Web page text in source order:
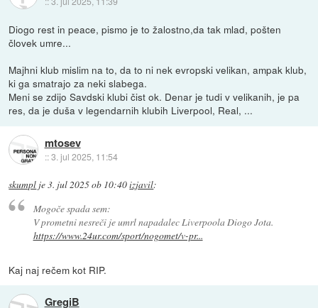
Diogo rest in peace, pismo je to žalostno,da tak mlad, pošten
človek umre...
Majhni klub mislim na to, da to ni nek evropski velikan, ampak klub,
ki ga smatrajo za neki slabega.
Meni se zdijo Savdski klubi čist ok. Denar je tudi v velikanih, je pa
res, da je duša v legendarnih klubih Liverpool, Real, ...
mtosev
::3. jul 2025, 11:54
skumpl je3. jul 2025 ob 10:40izjavil:
Mogoče spada sem:
V prometni nesreči je umrl napadalec Liverpoola Diogo Jota.
https://www.24ur.com/sport/nogomet/v-pr...
Kaj naj rečem kot RIP.
GregiB